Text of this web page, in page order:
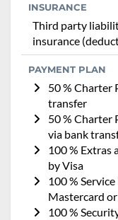
INSURANCE
Third party
insurance
PAYMENT PLAN
50 % Charter
transfer
50 % Charter
via bank
100 % Extras
by Visa
100 %
Mastercard
100 %